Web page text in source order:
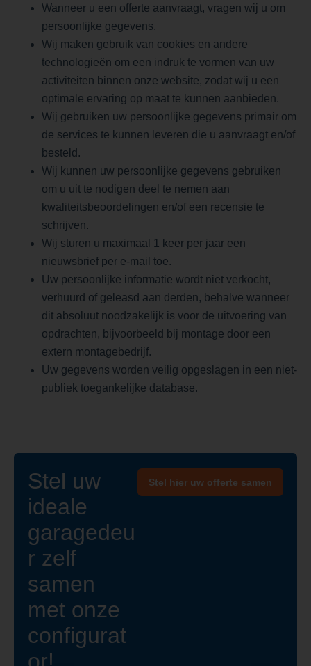
Wanneer u een offerte aanvraagt, vragen wij u om
persoonlijke gegevens.
Wij maken gebruik van cookies en andere
technologieën om een indruk te vormen van uw
activiteiten binnen onze website, zodat wij u een
optimale ervaring op maat te kunnen aanbieden.
Wij gebruiken uw persoonlijke gegevens primair om
de services te kunnen leveren die u aanvraagt en/of
besteld.
Wij kunnen uw persoonlijke gegevens gebruiken
om u uit te nodigen deel te nemen aan
kwaliteitsbeoordelingen en/of een recensie te
schrijven.
Wij sturen u maximaal 1 keer per jaar een
nieuwsbrief per e-mail toe.
Uw persoonlijke informatie wordt niet verkocht,
verhuurd of geleasd aan derden, behalve wanneer
dit absoluut noodzakelijk is voor de uitvoering van
opdrachten, bijvoorbeeld bij montage door een
extern montagebedrijf.
Uw gegevens worden veilig opgeslagen in een niet-
publiek toegankelijke database.
Stel uw
ideale
garagedeu
r zelf
samen
met onze
configurat
Stel hier uw offerte samen